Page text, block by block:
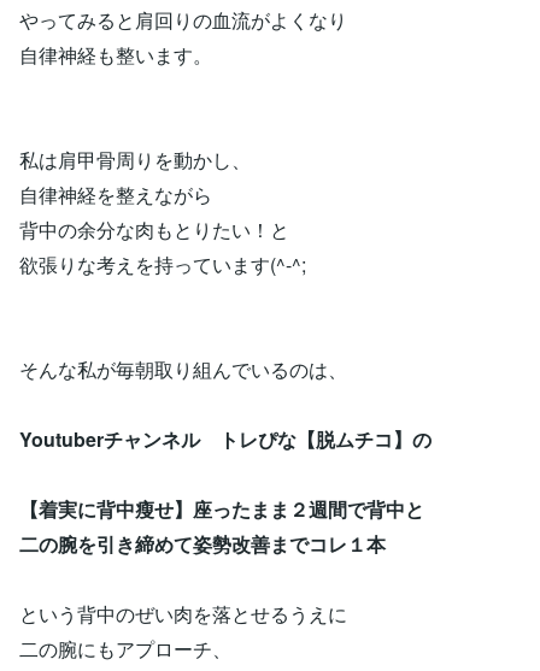
やってみると肩回りの血流がよくなり
自律神経も整います。
私は肩甲骨周りを動かし、
自律神経を整えながら
背中の余分な肉もとりたい！と
欲張りな考えを持っています(^-^;
そんな私が毎朝取り組んでいるのは、
Youtuberチャンネル トレぴな【脱ムチコ】の
【着実に背中瘦せ】座ったまま２週間で背中と
二の腕を引き締めて姿勢改善までコレ１本
という背中のぜい肉を落とせるうえに
二の腕にもアプローチ、